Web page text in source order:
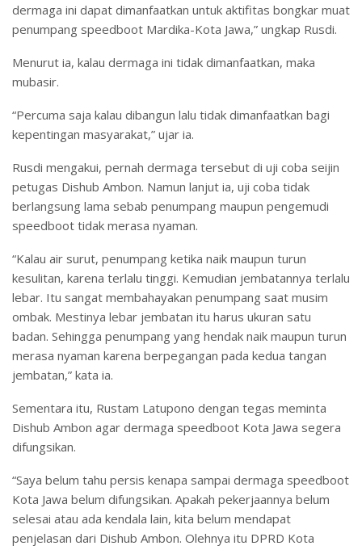
dermaga ini dapat dimanfaatkan untuk aktifitas bongkar muat
penumpang speedboot Mardika-Kota Jawa,” ungkap Rusdi.
Menurut ia, kalau dermaga ini tidak dimanfaatkan, maka
mubasir.
“Percuma saja kalau dibangun lalu tidak dimanfaatkan bagi
kepentingan masyarakat,” ujar ia.
Rusdi mengakui, pernah dermaga tersebut di uji coba seijin
petugas Dishub Ambon. Namun lanjut ia, uji coba tidak
berlangsung lama sebab penumpang maupun pengemudi
speedboot tidak merasa nyaman.
“Kalau air surut, penumpang ketika naik maupun turun
kesulitan, karena terlalu tinggi. Kemudian jembatannya terlalu
lebar. Itu sangat membahayakan penumpang saat musim
ombak. Mestinya lebar jembatan itu harus ukuran satu
badan. Sehingga penumpang yang hendak naik maupun turun
merasa nyaman karena berpegangan pada kedua tangan
jembatan,” kata ia.
Sementara itu, Rustam Latupono dengan tegas meminta
Dishub Ambon agar dermaga speedboot Kota Jawa segera
difungsikan.
“Saya belum tahu persis kenapa sampai dermaga speedboot
Kota Jawa belum difungsikan. Apakah pekerjaannya belum
selesai atau ada kendala lain, kita belum mendapat
penjelasan dari Dishub Ambon. Olehnya itu DPRD Kota